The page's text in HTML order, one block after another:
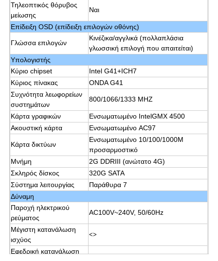
Τηλεοπτικός θόρυβος
μείωσης
Ναι
Επίδειξη OSD (επίδειξη επιλογών οθόνης)
Γλώσσα επιλογών
Κινέζικα/αγγλικά (πολλαπλάσια
γλωσσική επιλογή που απαιτείται)
Υπολογιστής
Κύριο chipset
Intel G41+ICH7
Κύριος πίνακας
ONDA G41
Συχνότητα λεωφορείων
συστημάτων
800/1066/1333 MHZ
Κάρτα γραφικών
Ενσωματωμένο IntelGMX 4500
Ακουστική κάρτα
Ενσωματωμένο AC97
Κάρτα δικτύων
Ενσωματωμένο 10/100/1000M
προσαρμοστικό
Μνήμη
2G DDRIII (ανώτατο 4G)
Σκληρός δίσκος
320G SATA
Σύστημα λειτουργίας
Παράθυρα 7
Δύναμη
Παροχή ηλεκτρικού
ρεύματος
AC100V~240V, 50/60Hz
Μέγιστη κατανάλωση
ισχύος
<>
Εφεδρική κατανάλωση
<>